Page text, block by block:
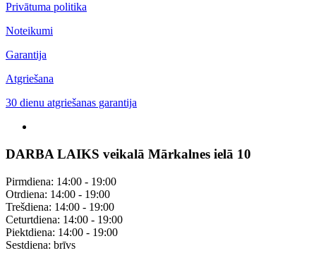
Privātuma politika
Noteikumi
Garantija
Atgriešana
30 dienu atgriešanas garantija
DARBA LAIKS veikalā Mārkalnes ielā 10
Pirmdiena: 14:00 - 19:00
Otrdiena: 14:00 - 19:00
Trešdiena: 14:00 - 19:00
Ceturtdiena: 14:00 - 19:00
Piektdiena: 14:00 - 19:00
Sestdiena: brīvs